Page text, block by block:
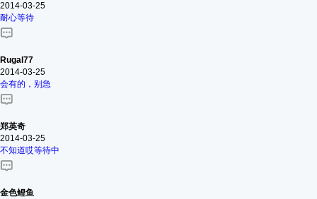
2014-03-25
耐心等待
Rugal77
2014-03-25
会有的，别急
郑英奇
2014-03-25
不知道哎等待中
金色鲤鱼